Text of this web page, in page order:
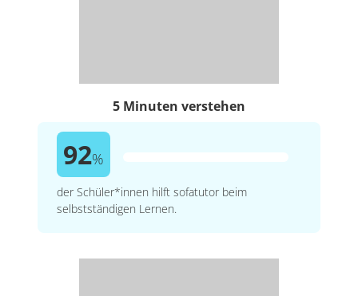
5 Minuten verstehen
92%
der Schüler*innen hilft sofatutor beim
selbstständigen Lernen.